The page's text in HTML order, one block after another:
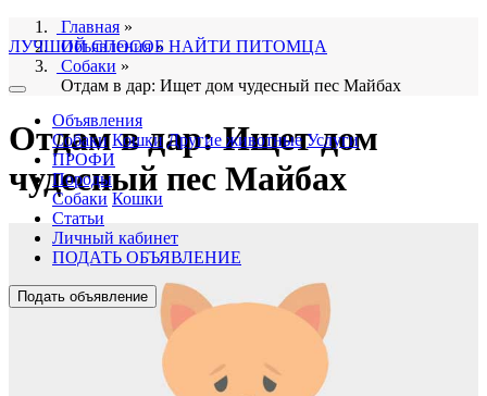
ЛУЧШИЙ СПОСОБ НАЙТИ ПИТОМЦА
Объявления
Собаки Кошки Другие животные Услуги
ПРОФИ
Породы
Собаки Кошки
Статьи
Личный кабинет
ПОДАТЬ ОБЪЯВЛЕНИЕ
Подать объявление
Главная »
Объявления»
Собаки »
Отдам в дар: Ищет дом чудесный пес Майбах
Отдам в дар: Ищет дом
чудесный пес Майбах